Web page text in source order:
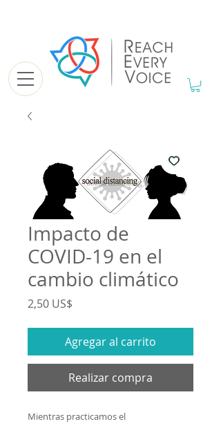
Impacto de
COVID-19 en el
cambio climático
2,50 US$
Agregar al carrito
Realizar compra
Mientras practicamos el